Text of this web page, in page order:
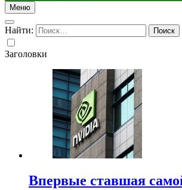
Меню
Найти:
Заголовки
Впервые ставшая